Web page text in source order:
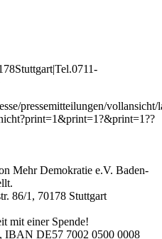
Stuttgart|Tel.0711-
pressemitteilungen/vollansicht/
Mehr Demokratie e.V. Baden-
86/1, 70178 Stuttgart
mit einer Spende!
IBAN DE57 7002 0500 0008